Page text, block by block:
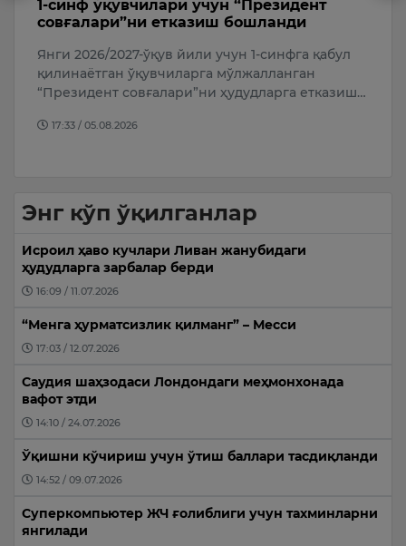
1-синф ўқувчилари учун “Президент
совғалари”ни етказиш бошланди
Янги 2026/2027-ўқув йили учун 1-синфга қабул
қилинаётган ўқувчиларга мўлжалланган
“Президент совғалари”ни ҳудудларга етказиш…
17:33 / 05.08.2026
Энг кўп ўқилганлар
Исроил ҳаво кучлари Ливан жанубидаги
ҳудудларга зарбалар берди
16:09 / 11.07.2026
“Менга ҳурматсизлик қилманг” – Месси
17:03 / 12.07.2026
Саудия шаҳзодаси Лондондаги меҳмонхонада
вафот этди
14:10 / 24.07.2026
Ўқишни кўчириш учун ўтиш баллари тасдиқланди
14:52 / 09.07.2026
Суперкомпьютер ЖЧ ғолиблиги учун тахминларни
янгилади